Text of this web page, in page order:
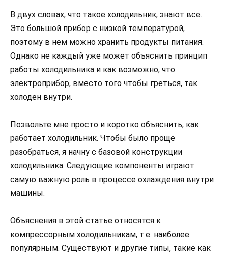
В двух словах, что такое холодильник, знают все.
Это большой прибор с низкой температурой,
поэтому в нем можно хранить продукты питания.
Однако не каждый уже может объяснить принцип
работы холодильника и как возможно, что
электроприбор, вместо того чтобы греться, так
холоден внутри.
Позвольте мне просто и коротко объяснить, как
работает холодильник. Чтобы было проще
разобраться, я начну с базовой конструкции
холодильника. Следующие компоненты играют
самую важную роль в процессе охлаждения внутри
машины.
Объяснения в этой статье относятся к
компрессорным холодильникам, т.е. наиболее
популярным. Существуют и другие типы, такие как